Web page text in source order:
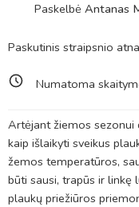
Paskelbė Antanas
Paskutinis straipsnio
Numatoma
Artėjant žiemos sezonui
kaip išlaikyti sveikus
žemos temperatūros,
būti sausi, trapūs ir linkę
plaukų priežiūros